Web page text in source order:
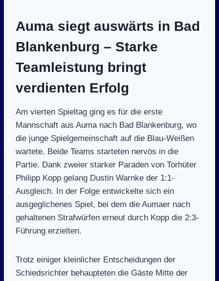
Auma siegt auswärts in Bad
Blankenburg – Starke
Teamleistung bringt
verdienten Erfolg
Am vierten Spieltag ging es für die erste
Mannschaft aus Auma nach Bad Blankenburg, wo
die junge Spielgemeinschaft auf die Blau-Weißen
wartete. Beide Teams starteten nervös in die
Partie. Dank zweier starker Paraden von Torhüter
Philipp Kopp gelang Dustin Warnke der 1:1-
Ausgleich. In der Folge entwickelte sich ein
ausgeglichenes Spiel, bei dem die Aumaer nach
gehaltenen Strafwürfen erneut durch Kopp die 2:3-
Führung erzielten.
Trotz einiger kleinlicher Entscheidungen der
Schiedsrichter behaupteten die Gäste Mitte der